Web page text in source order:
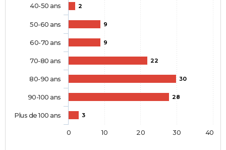
2
9
9
22
30
28
3
40-50 ans
50-60 ans
60-70 ans
70-80 ans
80-90 ans
90-100 ans
Plus de 100 ans
0 10 20 30 40